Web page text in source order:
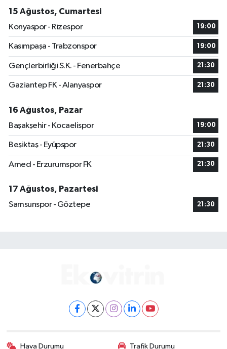
15 Ağustos, Cumartesi
Konyaspor - Rizespor
19:00
Kasımpaşa - Trabzonspor 19:00
Gençlerbirliği S.K. - Fenerbahçe 21:30
Gaziantep FK - Alanyaspor 21:30
16 Ağustos, Pazar
Başakşehir - Kocaelispor
19:00
Beşiktaş - Eyüpspor 21:30
Amed - Erzurumspor FK 21:30
17 Ağustos, Pazartesi
Samsunspor - Göztepe
21:30
Hava Durumu Trafik Durumu